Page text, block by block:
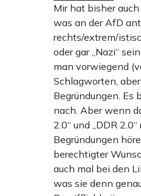
Mir hat bisher
was an der AfD
rechts/extrem/
oder gar „Nazi“
man vorwiegend
Schlagworten,
Begründungen. Es
nach. Aber wenn
2.0“ und „DDR
Begründungen
berechtigter
auch mal bei den
was sie denn